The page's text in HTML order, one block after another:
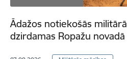
Ādažos notiekošās
dzirdamas Ropažu novadā